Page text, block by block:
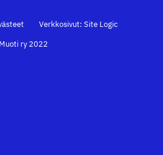
Verkkosivut: Site Logic
ry 2022